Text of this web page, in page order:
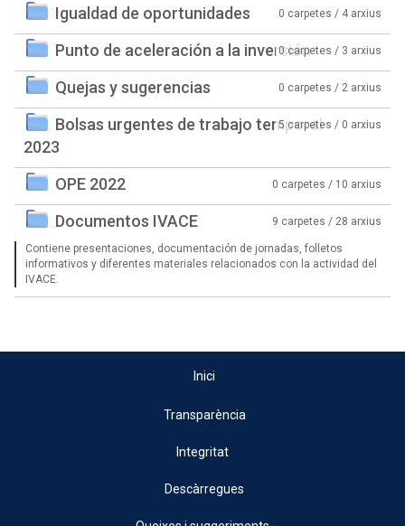
Igualdad de oportunidades 0 carpetes / 4 arxius
Punto de aceleración a la inversión0 carpetes / 3 arxius
Quejas y sugerencias 0 carpetes / 2 arxius
Bolsas urgentes de trabajo temporal
2023
5 carpetes / 0 arxius
OPE 2022 0 carpetes / 10 arxius
Documentos IVACE 9 carpetes / 28 arxius
Contiene presentaciones, documentación de jornadas, folletos
informativos y diferentes materiales relacionados con la actividad del
IVACE.
Inici
Transparència
Integritat
Descàrregues